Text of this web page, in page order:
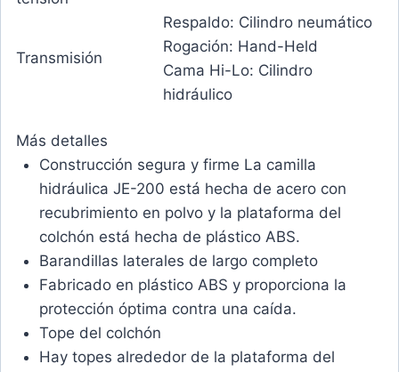
Transmisión
Respaldo: Cilindro neumático
Rogación: Hand-Held
Cama Hi-Lo: Cilindro
hidráulico
Más detalles
Construcción segura y firme La camilla
hidráulica JE-200 está hecha de acero con
recubrimiento en polvo y la plataforma del
colchón está hecha de plástico ABS.
Barandillas laterales de largo completo
Fabricado en plástico ABS y proporciona la
protección óptima contra una caída.
Tope del colchón
Hay topes alrededor de la plataforma del